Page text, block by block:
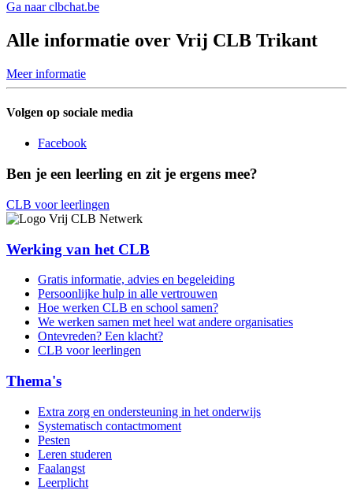
Ga naar clbchat.be
Alle informatie over Vrij CLB Trikant
Meer informatie
Volgen op sociale media
Facebook
Ben je een leerling en zit je ergens mee?
CLB voor leerlingen
Werking van het CLB
Gratis informatie, advies en begeleiding
Persoonlijke hulp in alle vertrouwen
Hoe werken CLB en school samen?
We werken samen met heel wat andere organisaties
Ontevreden? Een klacht?
CLB voor leerlingen
Thema's
Extra zorg en ondersteuning in het onderwijs
Systematisch contactmoment
Pesten
Leren studeren
Faalangst
Leerplicht